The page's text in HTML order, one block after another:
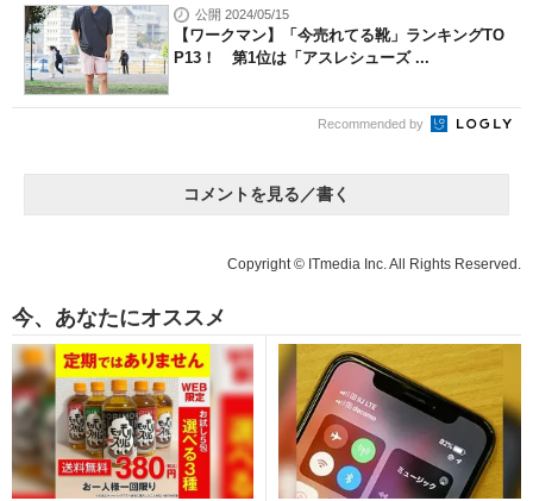
公開 2024/05/15
【ワークマン】「今売れてる靴」ランキングTO
P13！ 第1位は「アスレシューズ ...
Recommended by
コメントを見る／書く
Copyright © ITmedia Inc. All Rights Reserved.
今、あなたにオススメ